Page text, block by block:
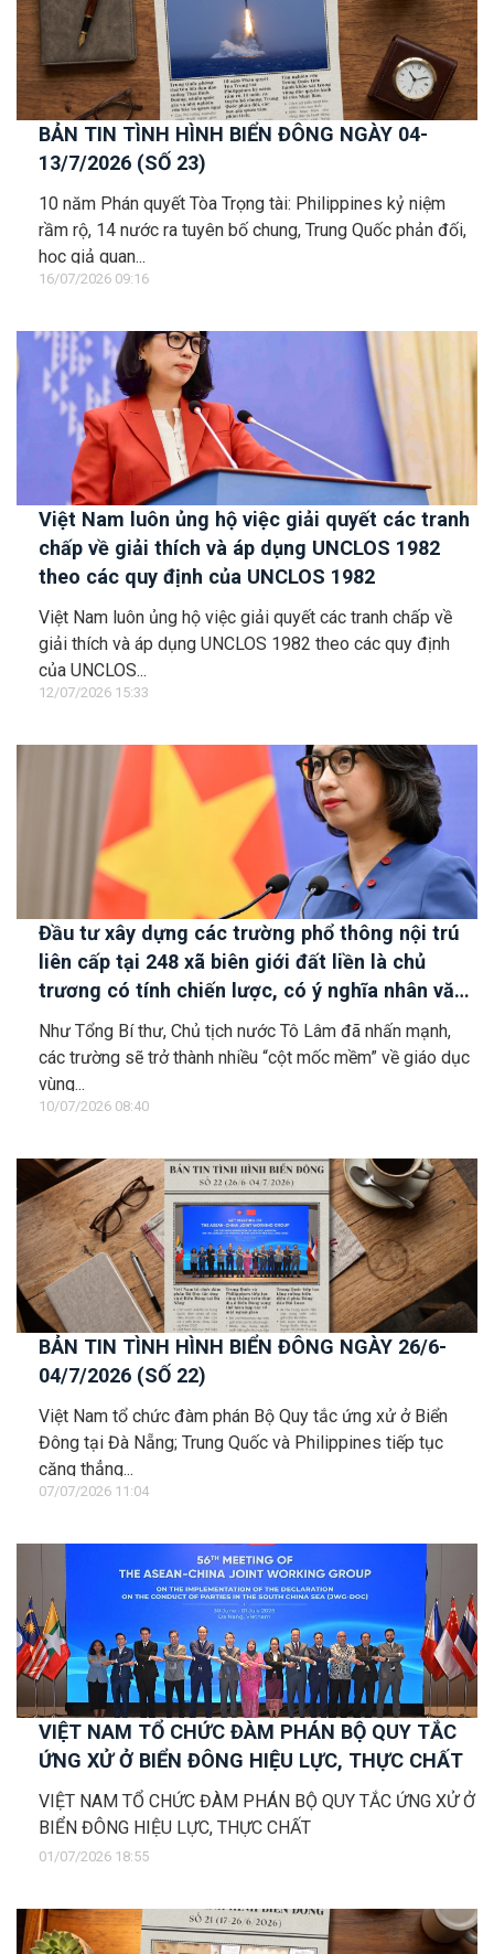
BẢN TIN TÌNH HÌNH BIỂN ĐÔNG NGÀY 04-
13/7/2026 (SỐ 23)
10 năm Phán quyết Tòa Trọng tài: Philippines kỷ niệm
rầm rộ, 14 nước ra tuyên bố chung, Trung Quốc phản đối,
học giả quan...
16/07/2026 09:16
Việt Nam luôn ủng hộ việc giải quyết các tranh
chấp về giải thích và áp dụng UNCLOS 1982
theo các quy định của UNCLOS 1982
Việt Nam luôn ủng hộ việc giải quyết các tranh chấp về
giải thích và áp dụng UNCLOS 1982 theo các quy định
của UNCLOS...
12/07/2026 15:33
Đầu tư xây dựng các trường phổ thông nội trú
liên cấp tại 248 xã biên giới đất liền là chủ
trương có tính chiến lược, có ý nghĩa nhân văn
sâu sắc
Như Tổng Bí thư, Chủ tịch nước Tô Lâm đã nhấn mạnh,
các trường sẽ trở thành nhiều “cột mốc mềm” về giáo dục
vùng...
10/07/2026 08:40
BẢN TIN TÌNH HÌNH BIỂN ĐÔNG NGÀY 26/6-
04/7/2026 (SỐ 22)
Việt Nam tổ chức đàm phán Bộ Quy tắc ứng xử ở Biển
Đông tại Đà Nẵng; Trung Quốc và Philippines tiếp tục
căng thẳng...
07/07/2026 11:04
VIỆT NAM TỔ CHỨC ĐÀM PHÁN BỘ QUY TẮC
ỨNG XỬ Ở BIỂN ĐÔNG HIỆU LỰC, THỰC CHẤT
VIỆT NAM TỔ CHỨC ĐÀM PHÁN BỘ QUY TẮC ỨNG XỬ Ở
BIỂN ĐÔNG HIỆU LỰC, THỰC CHẤT
01/07/2026 18:55